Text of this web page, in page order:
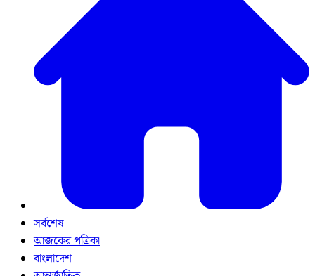
সর্বশেষ
আজকের পত্রিকা
বাংলাদেশ